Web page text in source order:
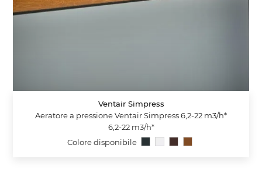
Ventair Simpress
Aeratore a pressione Ventair Simpress 6,2-22 m3/h*
6,2-22 m3/h*
Colore disponibile